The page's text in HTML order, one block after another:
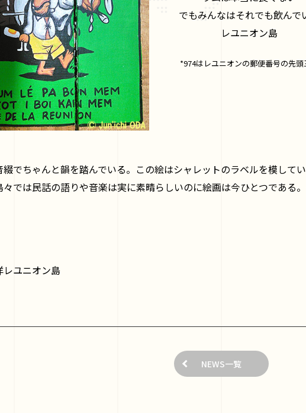
でもみんなはそれでも飲んで
レユニオン島
*974はレユニオンの郵便番号の先頭
でちゃんと韻を踏んでいる。この絵はシャレットのラベルを模して
では民話の語りや音楽は実に素晴らしいのに絵画は今ひとつである
レユニオン島
NEWS一覧